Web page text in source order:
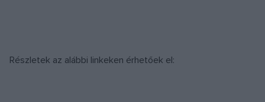
Részletek az alábbi linkeken érhetőek el: